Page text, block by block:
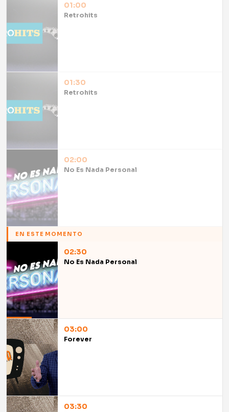
01:00
Retrohits
01:30
Retrohits
02:00
No Es Nada Personal
EN ESTE MOMENTO
02:30
No Es Nada Personal
03:00
Forever
03:30